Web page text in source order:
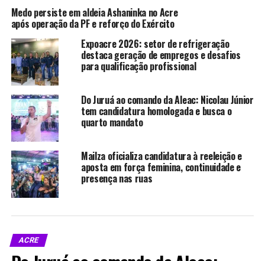
colaboração comunitária na garantia de assistência a
pacientes em deslocamento para tratamento médico.
Compartilhe isso:
Facebook
Telegram
Medo persiste em aldeia Ashaninka no Acre
após operação da PF e reforço do Exército
Expoacre 2026: setor de refrigeração
destaca geração de empregos e desafios
para qualificação profissional
Do Juruá ao comando da Aleac: Nicolau Júnior
tem candidatura homologada e busca o
quarto mandato
Mailza oficializa candidatura à reeleição e
aposta em força feminina, continuidade e
presença nas ruas
ACRE